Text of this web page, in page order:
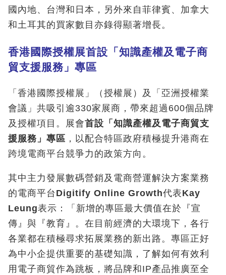
國內地、台灣和日本，另外來自菲律賓、加拿大
和土耳其的買家數目亦錄得顯著增長。
香港國際授權展首設「知識產權及電子商
貿支援服務」專區
「香港國際授權展」（授權展）及「亞洲授權業
會議」共吸引逾330家展商，帶來超過600個品牌
及授權項目。展會首設「知識產權及電子商貿支
援服務」專區 ，以配合特區政府積極提升港商在
跨境電商平台競爭力的政策方向。
其中主力發展數碼營銷及電商營運解決方案業務
的電商平台 Digitify Online Growth代表Kay
Leung表示：「新增的專區最大價值在於『宣
傳』與『教育』。在目前經濟的大環境下，各行
各業都在積極尋求拓展業務的新出路。專區正好
為中小企提供重要的基礎知識，了解如何有效利
用電子商貿作為跳板，將品牌和IP產品推廣至全